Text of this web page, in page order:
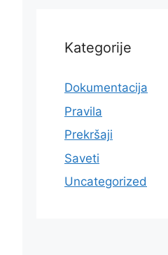
Kategorije
Dokumentacija
Pravila
Prekršaji
Saveti
Uncategorized